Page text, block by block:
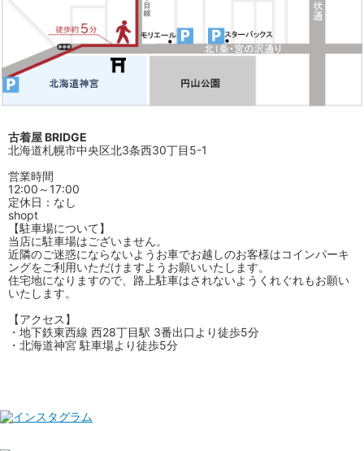
古着屋 BRIDGE
北海道札幌市中央区北3条西30丁目5-1
営業時間
12:00～17:00
定休日：なし
shopt
【駐車場について】
当店に駐車場はございません。
近隣のご迷惑にならないようお車でお越しのお客様はコインパーキ
ングをご利用いただけますようお願いいたします。
住宅地になりますので、路上駐車はされないようくれぐれもお願い
いたします。
【アクセス】
・地下鉄東西線 西28丁目駅 3番出口より徒歩5分
・北海道神宮 駐車場より徒歩5分